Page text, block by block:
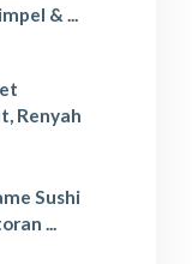
& ...
Renyah
Sushi
...